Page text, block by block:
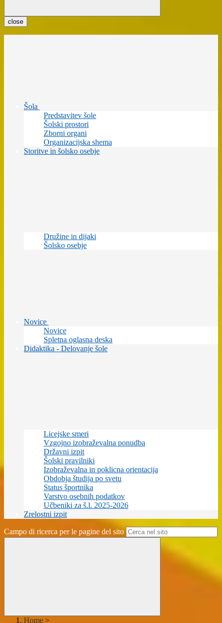
close
Šola
Predstavitev šole
Šolski prostori
Zborni organi
Organizacijska shema
Storitve in šolsko osebje
Družine in dijaki
Šolsko osebje
Novice
Novice
Spletna oglasna deska
Didaktika - Delovanje šole
Licejske smeri
Vzgojno izobraževalna ponudba
Državni izpit
Šolski pravilniki
Izobraževalna in poklicna orientacija
Obdobja študija po svetu
Status športnika
Varstvo osebnih podatkov
Učbeniki za š.l. 2025-2026
Zrelostni izpit
Campo di ricerca per le pagine del sito
Home >